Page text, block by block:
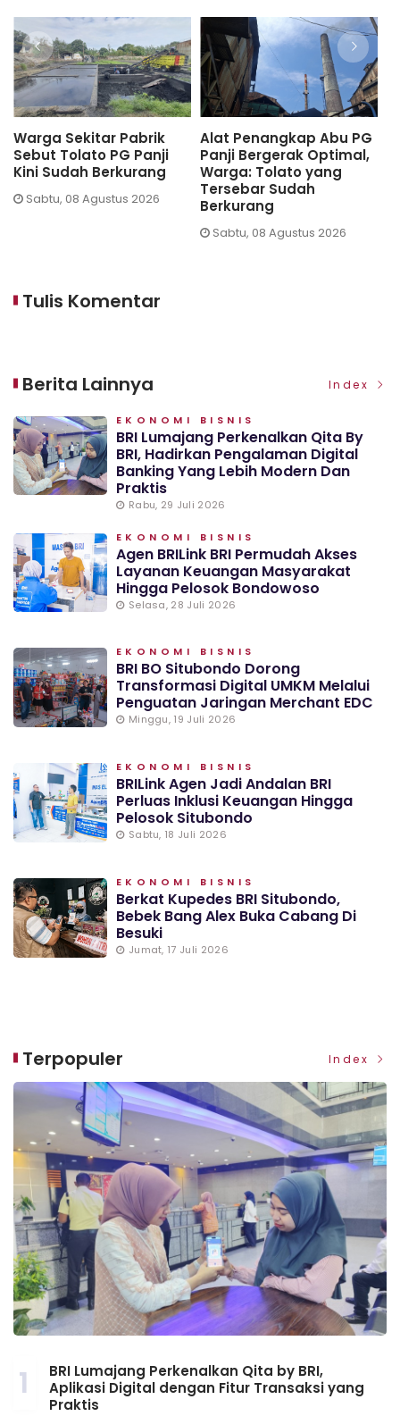
Penangkap Abu PG
Bergerak Optimal,
Tolato yang
Hadirkan Tan Shot Yen,
TP PKK Situbondo
Perkuat Gerakan
Pencegahan Stunting
Jumat, 07 Agustus 2026
TP
Tulis Komentar
Berita Lainnya Index
EKONOMI BISNIS
BRI Lumajang Perkenalkan Qita By
BRI, Hadirkan Pengalaman Digital
Banking Yang Lebih Modern Dan
Praktis
Rabu, 29 Juli 2026
EKONOMI BISNIS
Agen BRILink BRI Permudah Akses
Layanan Keuangan Masyarakat
Hingga Pelosok Bondowoso
Selasa, 28 Juli 2026
EKONOMI BISNIS
BRI BO Situbondo Dorong
Transformasi Digital UMKM Melalui
Penguatan Jaringan Merchant EDC
Minggu, 19 Juli 2026
EKONOMI BISNIS
BRILink Agen Jadi Andalan BRI
Perluas Inklusi Keuangan Hingga
Pelosok Situbondo
Sabtu, 18 Juli 2026
EKONOMI BISNIS
Berkat Kupedes BRI Situbondo,
Bebek Bang Alex Buka Cabang Di
Besuki
Jumat, 17 Juli 2026
Terpopuler Index
1
BRI Lumajang Perkenalkan Qita by BRI,
Aplikasi Digital dengan Fitur Transaksi yang
Praktis